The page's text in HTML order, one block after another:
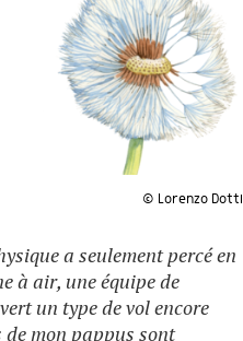
© Lorenzo Dotti
a seulement percé en
à air, une équipe de
un type de vol encore
de mon pappus sont